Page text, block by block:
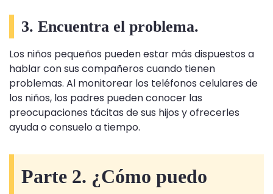
3. Encuentra el problema.
Los niños pequeños pueden estar más dispuestos a
hablar con sus compañeros cuando tienen
problemas. Al monitorear los teléfonos celulares de
los niños, los padres pueden conocer las
preocupaciones tácitas de sus hijos y ofrecerles
ayuda o consuelo a tiempo.
Parte 2. ¿Cómo puedo